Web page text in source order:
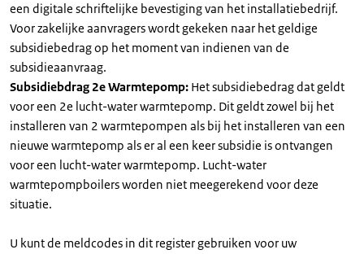
een digitale schriftelijke bevestiging van het installatiebedrijf.
Voor zakelijke aanvragers wordt gekeken naar het geldige
subsidiebedrag op het moment van indienen van de
subsidieaanvraag.
Subsidiebdrag 2e Warmtepomp: Het subsidiebedrag dat geldt
voor een 2e lucht-water warmtepomp. Dit geldt zowel bij het
installeren van 2 warmtepompen als bij het installeren van een
nieuwe warmtepomp als er al een keer subsidie is ontvangen
voor een lucht-water warmtepomp. Lucht-water
warmtepompboilers worden niet meegerekend voor deze
situatie.
U kunt de meldcodes in dit register gebruiken voor uw